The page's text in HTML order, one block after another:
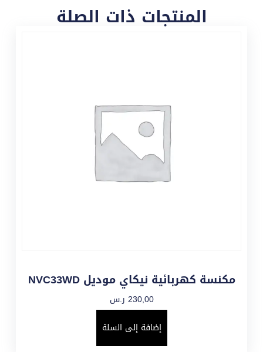
المنتجات ذات الصلة
مكنسة كهربائية نيكاي موديل NVC33WD
230,00 ر.س
إضافة إلى السلة